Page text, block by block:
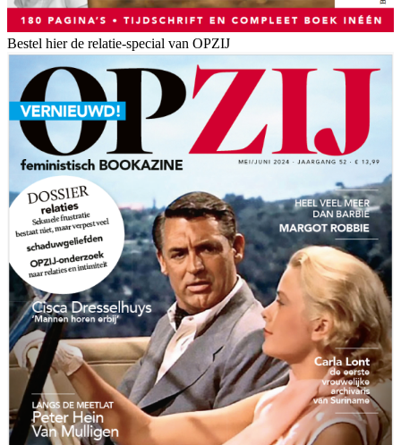
Bestel hier de relatie-special van OPZIJ